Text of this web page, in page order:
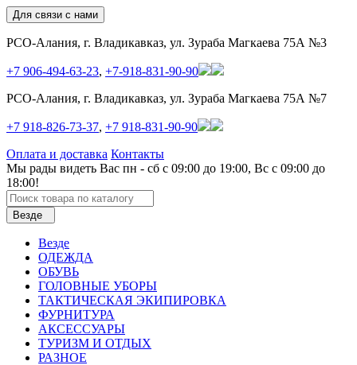
Для связи с нами
РСО-Алания, г. Владикавказ, ул. Зураба Магкаева 75А №3
+7 906-494-63-23, +7-918-831-90-90
РСО-Алания, г. Владикавказ, ул. Зураба Магкаева 75А №7
+7 918-826-73-37, +7 918-831-90-90
Оплата и доставка Контакты
Мы рады видеть Вас пн - сб с 09:00 до 19:00, Вс с 09:00 до
18:00!
Везде
Везде
ОДЕЖДА
ОБУВЬ
ГОЛОВНЫЕ УБОРЫ
ТАКТИЧЕСКАЯ ЭКИПИРОВКА
ФУРНИТУРА
АКСЕССУАРЫ
ТУРИЗМ И ОТДЫХ
РАЗНОЕ